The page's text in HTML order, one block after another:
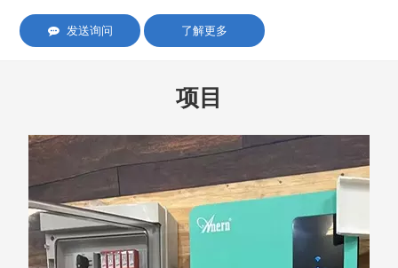
发送询问 了解更多
项目